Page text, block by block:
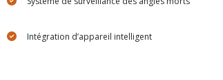
Intégration d’appareil intelligent